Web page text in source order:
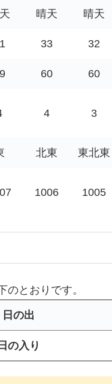
晴天 晴天
33 32
60 60
4 3
北東 東北東
1006 1005
のとおりです。
日の出
日の入り